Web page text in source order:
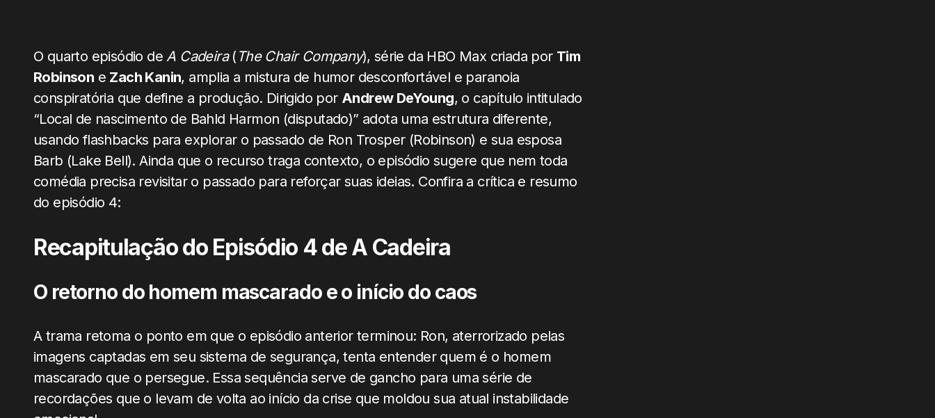
O quarto episódio deA Cadeira( The Chair Company), série da HBO Max criada por Tim
Robinson e Zach Kanin, amplia a mistura de humor desconfortável e paranoia
conspiratória que define a produção. Dirigido por Andrew DeYoung, o capítulo intitulado
“Local de nascimento de Bahld Harmon (disputado)” adota uma estrutura diferente,
usando flashbacks para explorar o passado de Ron Trosper (Robinson) e sua esposa
Barb (Lake Bell). Ainda que o recurso traga contexto, o episódio sugere que nem toda
comédia precisa revisitar o passado para reforçar suas ideias. Confira a crítica e resumo
do episódio 4:
Recapitulação do Episódio 4 de A Cadeira
O retorno do homem mascarado e o início do caos
A trama retoma o ponto em que o episódio anterior terminou: Ron, aterrorizado pelas
imagens captadas em seu sistema de segurança, tenta entender quem é o homem
mascarado que o persegue. Essa sequência serve de gancho para uma série de
recordações que o levam de volta ao início da crise que moldou sua atual instabilidade